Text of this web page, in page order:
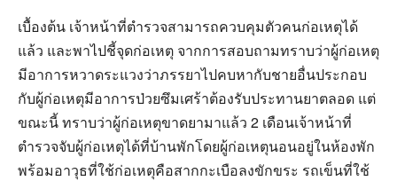
เบื้องต้น เจ้าหน้าที่ตำรวจสามารถควบคุมตัวคนก่อเหตุได้
แล้ว และพาไปชี้จุดก่อเหตุ จากการสอบถามทราบว่าผู้ก่อเหตุ
มีอาการหวาดระแวงว่าภรรยาไปคบหากับชายอื่นประกอบ
กับผู้ก่อเหตุมีอาการป่วยซึมเศร้าต้องรับประทานยาตลอด แต่
ขณะนี้ ทราบว่าผู้ก่อเหตุขาดยามาแล้ว 2 เดือนเจ้าหน้าที่
ตำรวจจับผู้ก่อเหตุได้ที่บ้านพักโดยผู้ก่อเหตุนอนอยู่ในห้องพัก
พร้อมอาวุธที่ใช้ก่อเหตุคือสากกะเบือลงขักขระ รถเข็นที่ใช้